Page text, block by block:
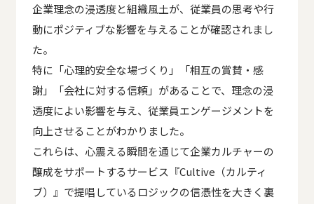
企業理念の浸透度と組織風土が、従業員の思考や行
動にポジティブな影響を与えることが確認されまし
た。
特に「心理的安全な場づくり」「相互の賞賛・感
謝」「会社に対する信頼」があることで、理念の浸
透度によい影響を与え、従業員エンゲージメントを
向上させることがわかりました。
これらは、心震える瞬間を通じて企業カルチャーの
醸成をサポートするサービス『Cultive（カルティ
ブ）』で提唱しているロジックの信憑性を大きく裏